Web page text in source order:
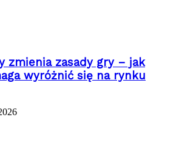
zmienia zasady gry – jak
wyróżnić się na rynku